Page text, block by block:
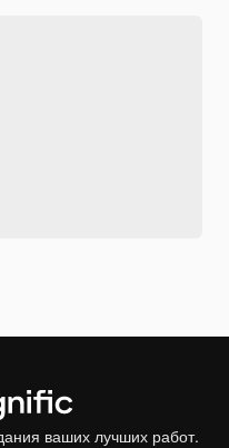
ваших лучших работ.